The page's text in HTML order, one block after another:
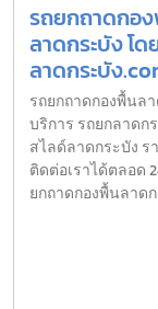
รถยกถาดกอ
ลาดกระบัง โ
ลาดกระบัง
รถยกถาดกองพื้นล
บริการ รถยกลาดก
สไลด์ลาดกระบัง ร
ติดต่อเราได้ตลอด
ยกถาดกองพื้นลาด